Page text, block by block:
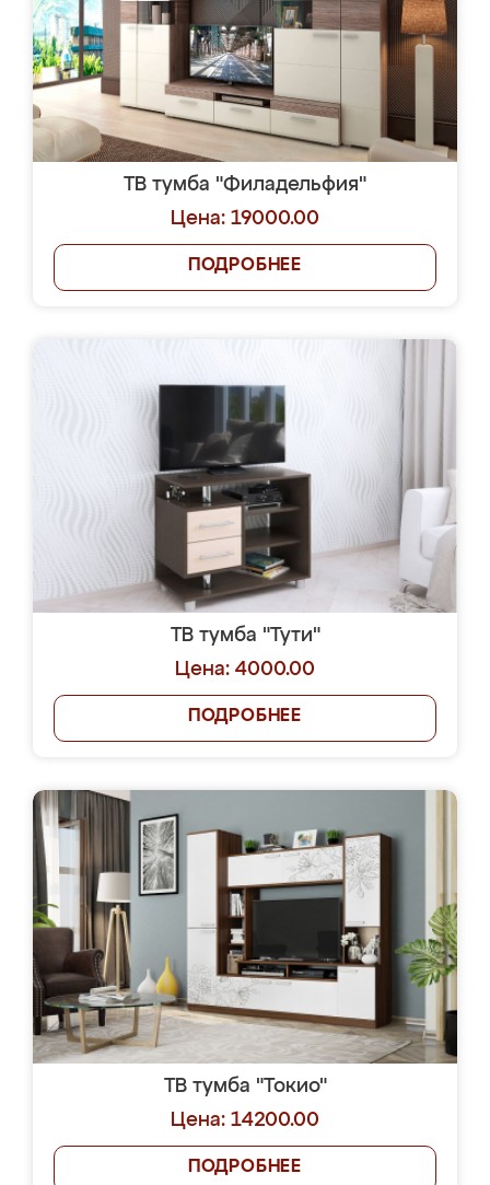
ТВ тумба "Филадельфия"
Цена: 19000.00
ПОДРОБНЕЕ
ТВ тумба "Тути"
Цена: 4000.00
ПОДРОБНЕЕ
ТВ тумба "Токио"
Цена: 14200.00
ПОДРОБНЕЕ